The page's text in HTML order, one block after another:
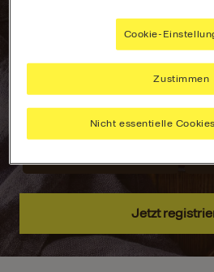
suchen –
speichere deine
aller liebsten
Rezepte, sammle
Inspiration und
hab alles immer
griffbereit.
Jetzt
Cookie-
Nicht essentielle
Zustimmen